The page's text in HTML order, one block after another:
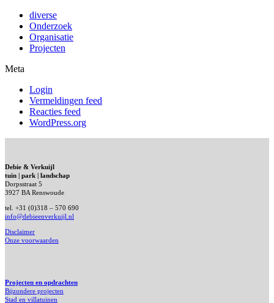
diverse
Onderzoek
Organisatie
Projecten
Meta
Login
Vermeldingen feed
Reacties feed
WordPress.org
Debie & Verkuijl
tuin | park | landschap
Dorpsstraat 5
3927 BA Renswoude
tel. +31 (0)318 – 570 690
info@debieenverkuijl.nl
Disclaimer
Onze voorwaarden
Projecten en opdrachten
Bijzondere projecten
Stad en villatuinen